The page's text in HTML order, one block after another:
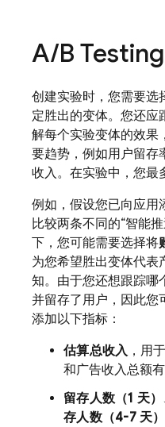
A/B Testing
创建实验时，您需要选
定胜出的变体。 您还应
解每个实验变体的效果
要趋势，例如用户留存
收入。在实验中，您最
例如，假设您已向应用
比较两条不同的“智能
下，您可能需要选择将
为您希望胜出变体代表
知。由于您还想跟踪哪
并留存了用户，因此您
添加以下指标：
估算总收入，用
和广告收入总额
留存人数（1 天）
存人数（4-7 天）